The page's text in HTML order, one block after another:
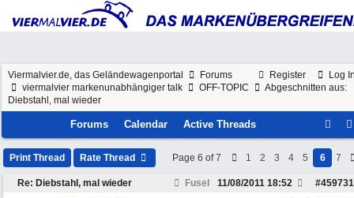
Register Log
Viermalvier.de, das Geländewagenportal
Forums
viermalvier markenunabhängiger talk
OFF-TOPIC
Abgeschnitten aus:
Diebstahl, mal wieder
Forums Calendar Active Threads
Print Thread Rate Thread Page 6 of 7 1 2 3 4 5 6 7
Re: Diebstahl, mal wieder Fusel #459731
11/08/2011 18:52